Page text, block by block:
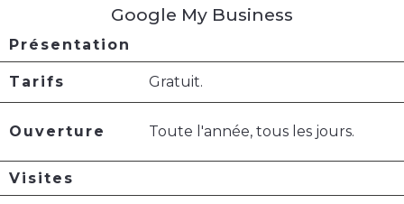
Google My Business
Présentation
Tarifs Gratuit.
Ouverture Toute l'année, tous les jours.
Visites